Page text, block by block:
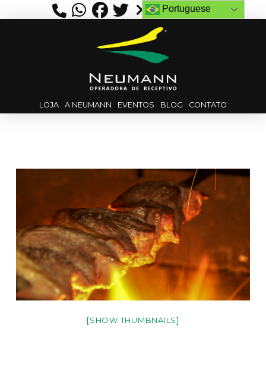
LOJA A NEUMANN EVENTOS BLOG CONTATO
[SHOW THUMBNAILS]
Portuguese